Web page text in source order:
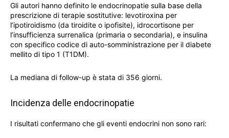
Gli autori hanno definito le endocrinopatie sulla base della
prescrizione di terapie sostitutive: levotiroxina per
l’ipotiroidismo (da tiroidite o ipofisite), idrocortisone per
l’insufficienza surrenalica (primaria o secondaria), e insulina
con specifico codice di auto-somministrazione per il diabete
mellito di tipo 1 (T1DM).
La mediana di follow-up è stata di 356 giorni.
Incidenza delle endocrinopatie
I risultati confermano che gli eventi endocrini non sono rari: